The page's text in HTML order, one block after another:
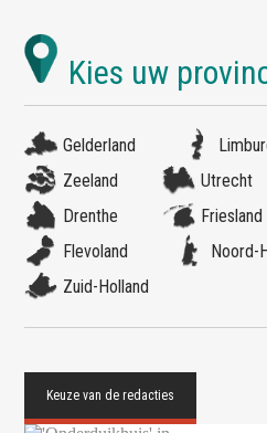
Gelderland
Zeeland
Utrecht
Drenthe
Friesland
Flevoland
Noord-
Zuid-Holland